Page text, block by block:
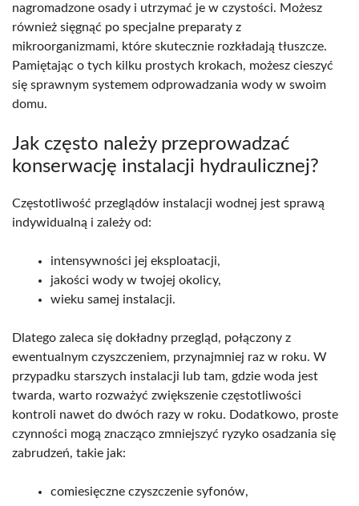
nagromadzone osady i utrzymać je w czystości. Możesz
również sięgnąć po specjalne preparaty z
mikroorganizmami, które skutecznie rozkładają tłuszcze.
Pamiętając o tych kilku prostych krokach, możesz cieszyć
się sprawnym systemem odprowadzania wody w swoim
domu.
Jak często należy przeprowadzać
konserwację instalacji hydraulicznej?
Częstotliwość przeglądów instalacji wodnej jest sprawą
indywidualną i zależy od:
intensywności jej eksploatacji,
jakości wody w twojej okolicy,
wieku samej instalacji.
Dlatego zaleca się dokładny przegląd, połączony z
ewentualnym czyszczeniem, przynajmniej raz w roku. W
przypadku starszych instalacji lub tam, gdzie woda jest
twarda, warto rozważyć zwiększenie częstotliwości
kontroli nawet do dwóch razy w roku. Dodatkowo, proste
czynności mogą znacząco zmniejszyć ryzyko osadzania się
zabrudzeń, takie jak:
comiesięczne czyszczenie syfonów,